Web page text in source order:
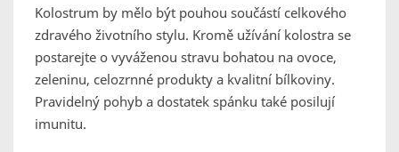
Kolostrum by mělo být pouhou součástí celkového
zdravého životního stylu. Kromě užívání kolostra se
postarejte o vyváženou stravu bohatou na ovoce,
zeleninu, celozrnné produkty a kvalitní bílkoviny.
Pravidelný pohyb a dostatek spánku také posilují
imunitu.